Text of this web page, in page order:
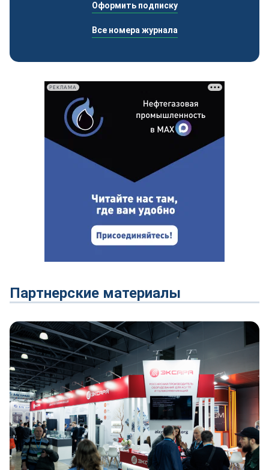
Оформить подписку
Все номера журнала
РЕКЛАМА
Партнерские материалы